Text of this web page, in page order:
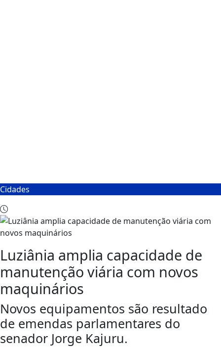
Cidades
Luziânia amplia capacidade de
manutenção viária com novos
maquinários
Novos equipamentos são resultado
de emendas parlamentares do
senador Jorge Kajuru.